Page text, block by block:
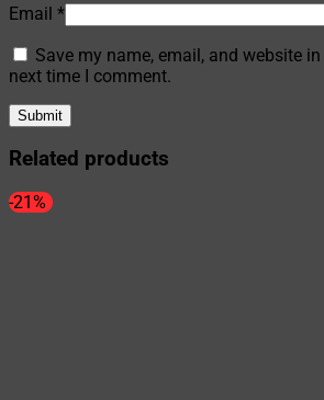
Email *
Save my name, email, and website
next time I comment.
Related products
-21%